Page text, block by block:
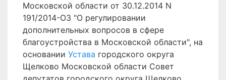
Московской области от 30.12.2014 N
191/2014-ОЗ "О регулировании
дополнительных вопросов в сфере
благоустройства в Московской области", на
основании Устава городского округа
Щелково Московской области Совет